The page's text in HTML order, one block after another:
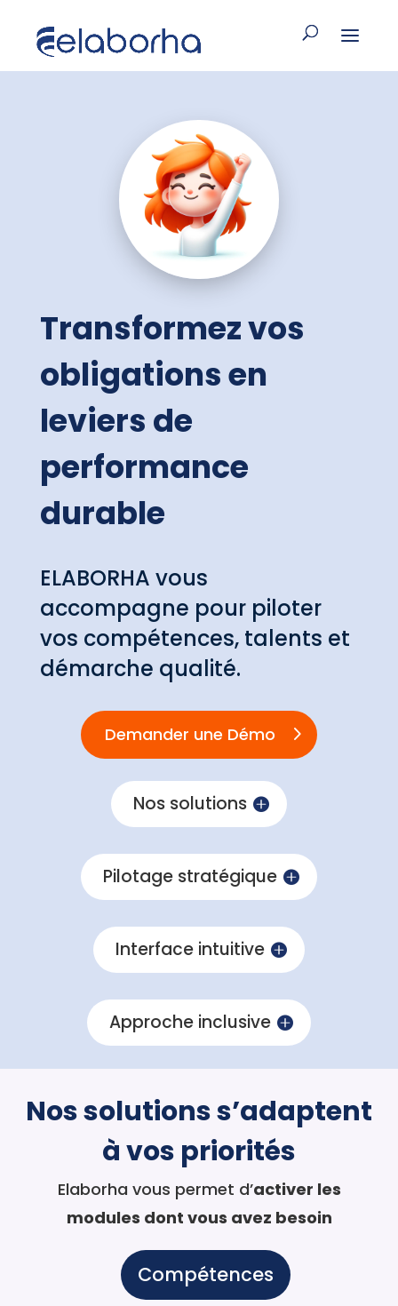
Transformez vos
obligations en
leviers de
performance
durable
ELABORHA vous
accompagne pour piloter
vos compétences, talents et
démarche qualité.
Demander une Démo
Nos solutions
Pilotage stratégique
Interface intuitive
Approche inclusive
Nos solutions s’adaptent
à vos priorités
Elaborha vous permet d’activer les
modules dont vous avez besoin
Compétences